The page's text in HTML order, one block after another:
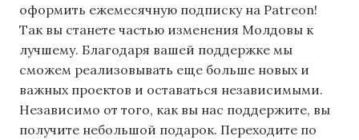
оформить ежемесячную подписку на Patreon!
Так вы станете частью изменения Молдовы к
лучшему. Благодаря вашей поддержке мы
сможем реализовывать еще больше новых и
важных проектов и оставаться независимыми.
Независимо от того, как вы нас поддержите, вы
получите небольшой подарок. Переходите по